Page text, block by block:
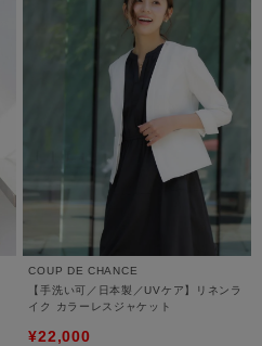
COUP DE CHANCE
【手洗い可／日本製／UVケア】リネンラ
イク カラーレスジャケット
¥22,000